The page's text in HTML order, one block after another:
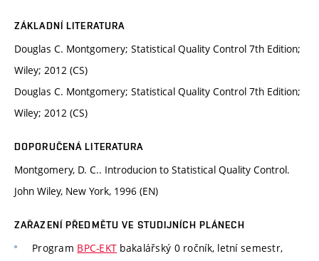
ZÁKLADNÍ LITERATURA
Douglas C. Montgomery; Statistical Quality Control 7th Edition;
Wiley; 2012 (CS)
Douglas C. Montgomery; Statistical Quality Control 7th Edition;
Wiley; 2012 (CS)
DOPORUČENÁ LITERATURA
Montgomery, D. C.. Introducion to Statistical Quality Control.
John Wiley, New York, 1996 (EN)
ZAŘAZENÍ PŘEDMĚTU VE STUDIJNÍCH PLÁNECH
Program BPC-EKT bakalářský 0 ročník, letní semestr,